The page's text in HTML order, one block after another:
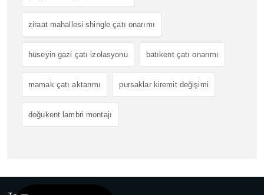
ziraat mahallesi shingle çatı onarımı
hüseyin gazi çatı izolasyonu batıkent çatı onarımı
mamak çatı aktarımı pursaklar kiremit değişimi
doğukent lambri montajı